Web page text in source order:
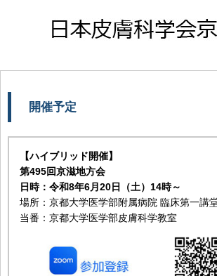
開催予定
【ハイブリッド開催】
第495回京滋地方会
日時：令和8年6月20日（土）14時～
場所：京都大学医学部附属病院 臨床第一講
当番：京都大学医学部皮膚科学教室